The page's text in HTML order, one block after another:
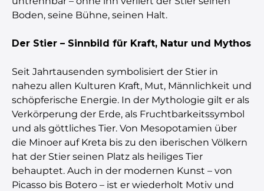
Boden, seine Bühne, seinen Halt.
Der Stier – Sinnbild für Kraft, Natur und Mythos
Seit Jahrtausenden symbolisiert der Stier in
nahezu allen Kulturen Kraft, Mut, Männlichkeit und
schöpferische Energie. In der Mythologie gilt er als
Verkörperung der Erde, als Fruchtbarkeitssymbol
und als göttliches Tier. Von Mesopotamien über
die Minoer auf Kreta bis zu den iberischen Völkern
hat der Stier seinen Platz als heiliges Tier
behauptet. Auch in der modernen Kunst – von
Picasso bis Botero – ist er wiederholt Motiv und